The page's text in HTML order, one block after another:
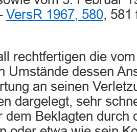
VersR 1967, 580, 581
rechtfertigen die
Umstände dessen
an seinen
dargelegt, sehr
dem Beklagten durch